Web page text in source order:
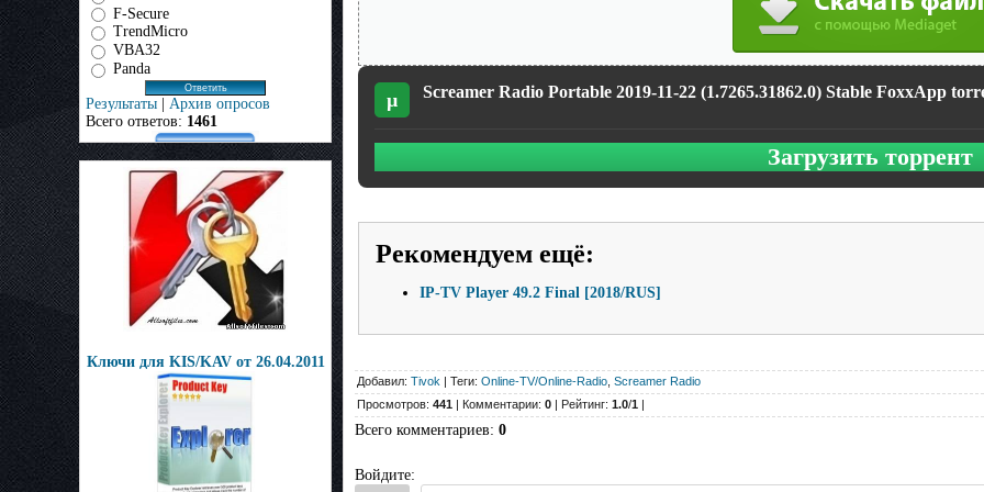
F-Secure
TrendMicro
VBA32
Panda
Результаты | Архив опросов
Всего ответов: 1461
Ключи для KIS/KAV oт 26.04.2011
µ Screamer Radio Portable 2019-11-22 (1.7265.31862.0) Stable FoxxApp
Загрузить торрент
Рекомендуем ещё:
IP-TV Player 49.2 Final [2018/RUS]
Добавил: Tivok | Теги: Online-TV/Online-Radio Screamer Radio
Просмотров: 441 | Комментарии: 0 | Рейтинг: 1.0/1 |
Всего комментариев: 0
Войдите: